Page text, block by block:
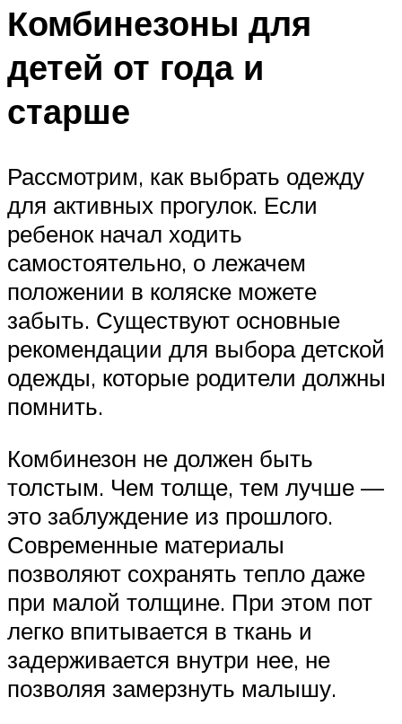
Комбинезоны для
детей от года и
старше
Рассмотрим, как выбрать одежду
для активных прогулок. Если
ребенок начал ходить
самостоятельно, о лежачем
положении в коляске можете
забыть. Существуют основные
рекомендации для выбора детской
одежды, которые родители должны
помнить.
Комбинезон не должен быть
толстым. Чем толще, тем лучше —
это заблуждение из прошлого.
Современные материалы
позволяют сохранять тепло даже
при малой толщине. При этом пот
легко впитывается в ткань и
задерживается внутри нее, не
позволяя замерзнуть малышу.